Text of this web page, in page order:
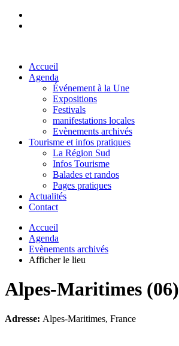
Accueil
Agenda
Événement à la Une
Expositions
Festivals
manifestations locales
Evènements archivés
Tourisme et infos pratiques
La Région Sud
Infos Tourisme
Balades et randos
Pages pratiques
Actualités
Contact
Accueil
Agenda
Evènements archivés
Afficher le lieu
Alpes-Maritimes (06)
Adresse: Alpes-Maritimes, France